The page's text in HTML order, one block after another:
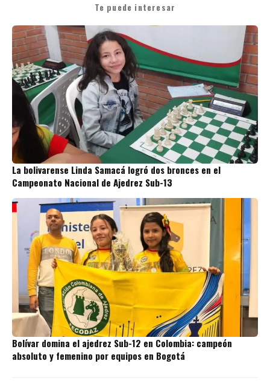
Te puede interesar
La bolivarense Linda Samacá logró dos bronces en el
Campeonato Nacional de Ajedrez Sub-13
Bolívar domina el ajedrez Sub-12 en Colombia: campeón
absoluto y femenino por equipos en Bogotá